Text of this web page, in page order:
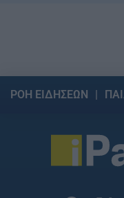
ΡΟΗ ΕΙΔΗΣΕΩΝ